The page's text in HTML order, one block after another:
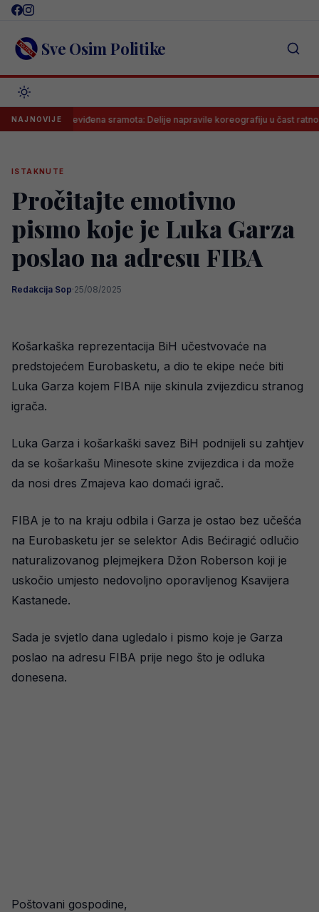
Skip
content Sve Osim Politike
NAJNOVIJE
Neviđena sramota: Delije napravile koreografiju u čast ratnog zločinca
ISTAKNUTE
Pročitajte emotivno
pismo koje je Luka Garza
poslao na adresu FIBA
Redakcija Sop·25/08/2025
Košarkaška reprezentacija BiH učestvovaće na
predstojećem Eurobasketu, a dio te ekipe neće biti
Luka Garza kojem FIBA nije skinula zvijezdicu stranog
igrača.
Luka Garza i košarkaški savez BiH podnijeli su zahtjev
da se košarkašu Minesote skine zvijezdica i da može
da nosi dres Zmajeva kao domaći igrač.
FIBA je to na kraju odbila i Garza je ostao bez učešća
na Eurobasketu jer se selektor Adis Bećiragić odlučio
naturalizovanog plejmejkera Džon Roberson koji je
uskočio umjesto nedovoljno oporavljenog Ksavijera
Kastanede.
Sada je svjetlo dana ugledalo i pismo koje je Garza
poslao na adresu FIBA prije nego što je odluka
donesena.
Poštovani gospodine,